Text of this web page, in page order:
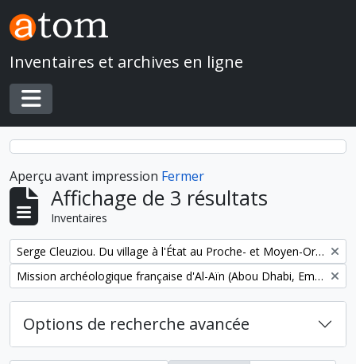
Skip to main content
Inventaires et archives en ligne
Toggle navigation
Aperçu avant impression Fermer
Affichage de 3 résultats
Inventaires
Remove filter:
Serge Cleuziou. Du village à l'État au Proche- et Moyen-Orient
Remove filter:
Mission archéologique française d'Al-Aïn (Abou Dhabi, Emirats arabes unis)
Options de recherche avancée